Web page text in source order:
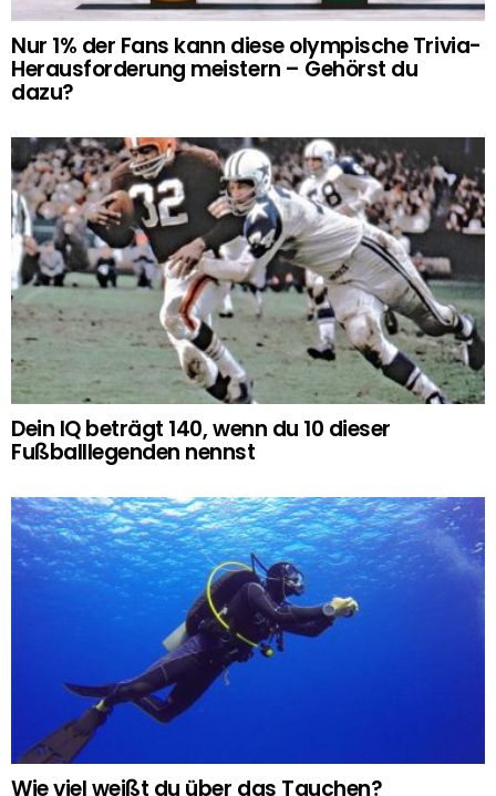
Nur 1% der Fans kann diese olympische Trivia-
Herausforderung meistern – Gehörst du
dazu?
Dein IQ beträgt 140, wenn du 10 dieser
Fußballlegenden nennst
Wie viel weißt du über das Tauchen?